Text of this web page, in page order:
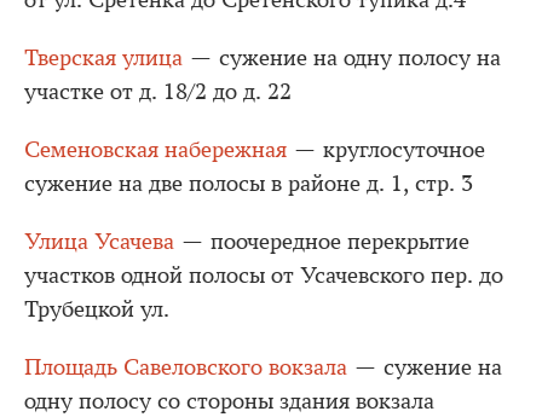
Тверская улица — сужение на одну полосу на
участке от д. 18/2 до д. 22
Семеновская набережная — круглосуточное
сужение на две полосы в районе д. 1, стр. 3
Улица Усачева — поочередное перекрытие
участков одной полосы от Усачевского пер. до
Трубецкой ул.
Площадь Савеловского вокзала — сужение на
одну полосу со стороны здания вокзала